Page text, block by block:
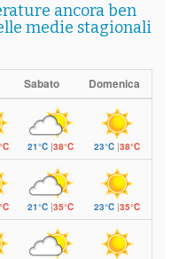
ancora ben
medie stagionali
Sabato Domenica
21°C|38°C 23°C |38°C
21°C|35°C 23°C |35°C